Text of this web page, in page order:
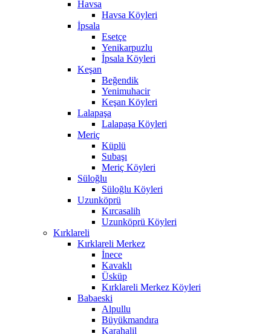
Havsa
Havsa Köyleri
İpsala
Esetçe
Yenikarpuzlu
İpsala Köyleri
Keşan
Beğendik
Yenimuhacir
Keşan Köyleri
Lalapaşa
Lalapaşa Köyleri
Meriç
Küplü
Subaşı
Meriç Köyleri
Süloğlu
Süloğlu Köyleri
Uzunköprü
Kırcasalih
Uzunköprü Köyleri
Kırklareli
Kırklareli Merkez
İnece
Kavaklı
Üsküp
Kırklareli Merkez Köyleri
Babaeski
Alpullu
Büyükmandıra
Karahalil